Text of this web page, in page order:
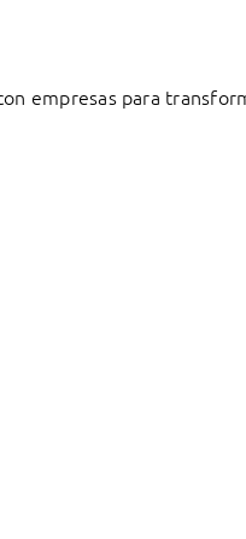
empresas para